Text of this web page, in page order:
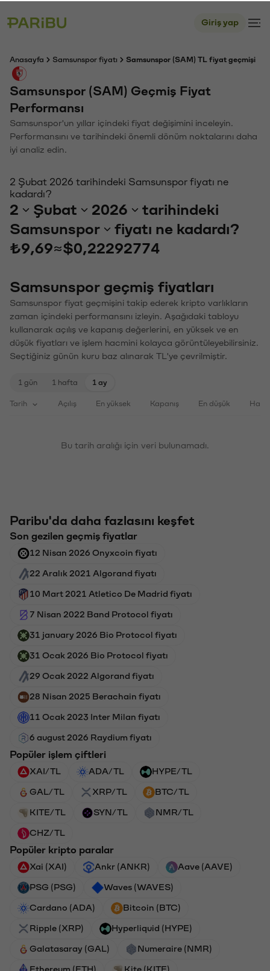
Giriş yap
Anasayfa Samsunspor fiyatı Samsunspor (SAM) TL fiyat geçmişi
Samsunspor (SAM) Geçmiş Fiyat
Performansı
Samsunspor'un yıllar içindeki fiyat değişimini inceleyin.
Performansını ve tarihindeki önemli dönüm noktalarını daha
iyi analiz edin.
2 Şubat 2026 tarihindeki Samsunspor fiyatı ne
kadardı?
2 Şubat 2026
tarihindeki
Samsunspor
fiyatı ne kadardı?
₺9,69≈$0,22292774
Samsunspor geçmiş fiyatları
Samsunspor fiyat geçmişini takip ederek kripto varlıkların
zaman içindeki performansını izleyin. Aşağıdaki tabloyu
kullanarak açılış ve kapanış değerlerini, en yüksek ve en
düşük fiyatları ve işlem hacmini kolayca görüntüleyebilirsiniz.
Seçtiğiniz günün kuru baz alınarak TL'ye çevrilmiştir.
1 gün 1 hafta 1 ay
Tarih Açılış En yüksek Kapanış En düşük
Bu tarih aralığı için veri bulunamadı.
Paribu'da daha fazlasını keşfet
Son gezilen geçmiş fiyatlar
12 Nisan 2026 Onyxcoin fiyatı
22 Aralık 2021 Algorand fiyatı
10 Mart 2021 Atletico De Madrid fiyatı
7 Nisan 2022 Band Protocol fiyatı
31 january 2026 Bio Protocol fiyatı
31 Ocak 2026 Bio Protocol fiyatı
29 Ocak 2022 Algorand fiyatı
28 Nisan 2025 Berachain fiyatı
11 Ocak 2023 Inter Milan fiyatı
6 august 2026 Raydium fiyatı
Popüler işlem çiftleri
XAI/TL ADA/TL HYPE/TL
GAL/TL XRP/TL BTC/TL
KITE/TL SYN/TL NMR/TL
CHZ/TL
Popüler kripto paralar
Xai (XAI) Ankr (ANKR) Aave (AAVE)
PSG (PSG) Waves (WAVES)
Cardano (ADA) Bitcoin (BTC)
Ripple (XRP) Hyperliquid (HYPE)
Galatasaray (GAL) Numeraire (NMR)
Ethereum (ETH) Kite (KITE)